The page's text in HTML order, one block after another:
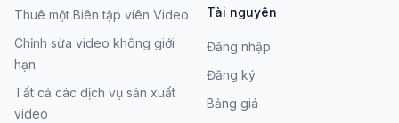
Thuê một Biên tập viên Video
Chỉnh sửa video không giới
hạn
Tất cả các dịch vụ sản xuất
video
Tài nguyên
Đăng nhập
Đăng ký
Bảng giá